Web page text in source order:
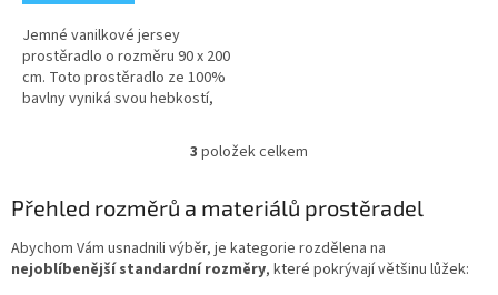
Jemné vanilkové jersey
prostěradlo o rozměru 90 x 200
cm. Toto prostěradlo ze 100%
bavlny vyniká svou hebkostí,
150 g/m², která zaručuje...
O
l
á
d
a
3 položek celkem
Přehled rozměrů a materiálů prostěradel
Abychom Vám usnadnili výběr, je kategorie rozdělena na
nejoblíbenější standardní rozměry, které pokrývají většinu lůžek: